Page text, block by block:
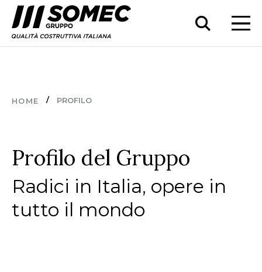
HOME PROFILO
Profilo del Gruppo
Radici in Italia, opere in
tutto il mondo